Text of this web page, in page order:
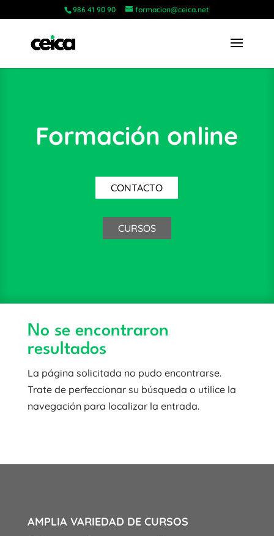
986 41 90 90 formacion@ceica.net
Formación online
CONTACTO
CURSOS
No se encontraron
resultados
La página solicitada no pudo encontrarse.
Trate de perfeccionar su búsqueda o utilice la
navegación para localizar la entrada.
AMPLIA VARIEDAD DE CURSOS